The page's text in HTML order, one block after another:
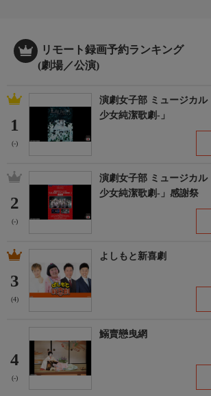
リモート録画予約ランキング
(劇場／公演)
1
(-)
演劇女子部 ミュージカ
少女純潔歌劇-」
2
(-)
演劇女子部 ミュージカ
少女純潔歌劇-」感謝祭
3
(4)
よしもと新喜劇
4
(-)
鰯賣戀曳網